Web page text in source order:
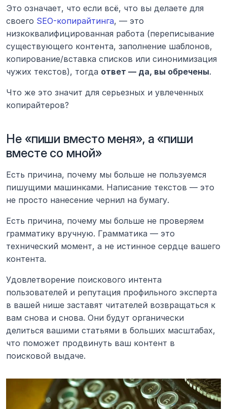
Это означает, что если всё, что вы делаете для
своего SEO-копирайтинга, — это
низкоквалифицированная работа (переписывание
существующего контента, заполнение шаблонов,
копирование/вставка списков или синонимизация
чужих текстов), тогда ответ — да, вы обречены.
Что же это значит для серьезных и увлеченных
копирайтеров?
Не «пиши вместо меня», а «пиши
вместе со мной»
Есть причина, почему мы больше не пользуемся
пишущими машинками. Написание текстов — это
не просто нанесение чернил на бумагу.
Есть причина, почему мы больше не проверяем
грамматику вручную. Грамматика — это
технический момент, а не истинное сердце вашего
контента.
Удовлетворение поискового интента
пользователей и репутация профильного эксперта
в вашей нише заставят читателей возвращаться к
вам снова и снова. Они будут органически
делиться вашими статьями в больших масштабах,
что поможет продвинуть ваш контент в
поисковой выдаче.